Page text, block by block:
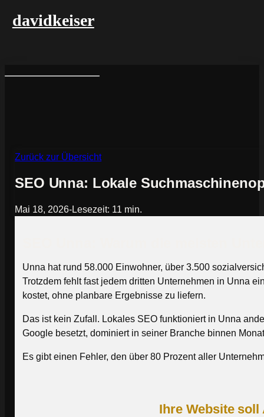
davidkeiser
Zurück zur Übersicht
SEO Unna: Lokale
Mai 18, 2026-Lesezeit: 11 min.
Unna hat rund 58.000 Einwohner, über 3.500
Trotzdem fehlt fast jedem dritten Unternehmen in Unna
kostet, ohne planbare Ergebnisse zu liefern.
Das ist kein Zufall. Lokales SEO funktioniert in Unna
Google besetzt, dominiert in seiner Branche binnen
Es gibt einen Fehler, den über 80 Prozent aller
Ihre Website